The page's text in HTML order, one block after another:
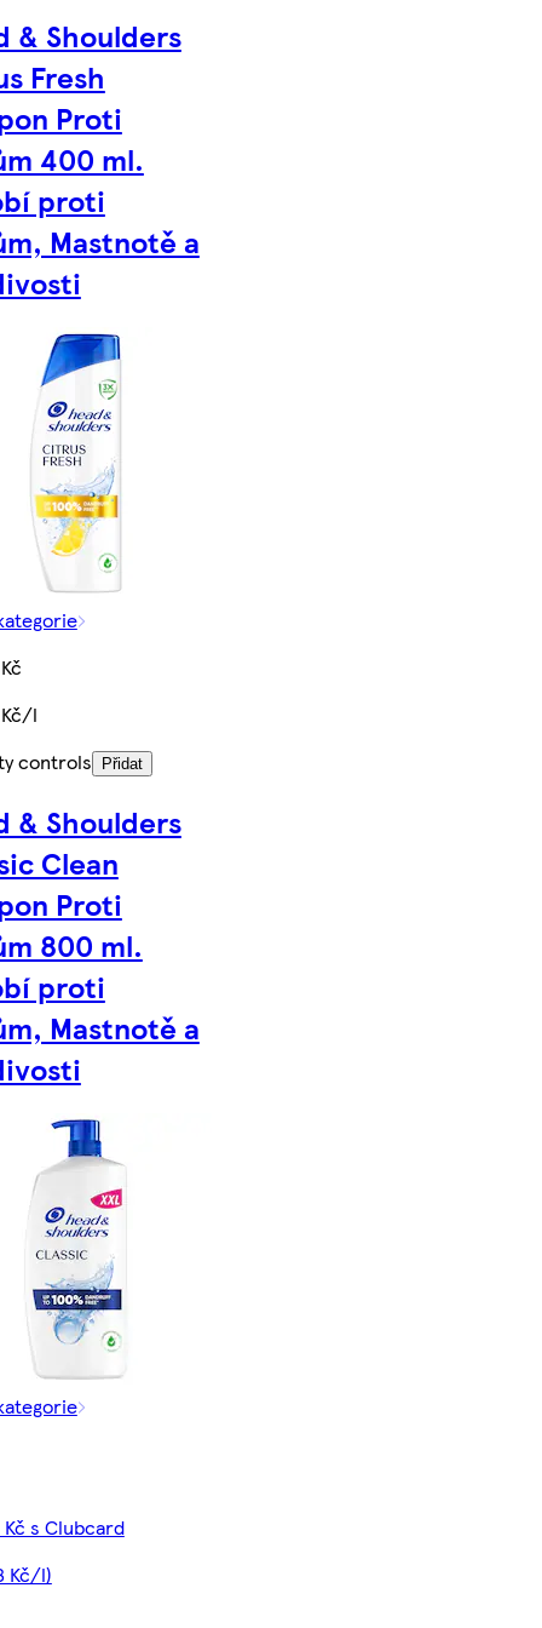
& Shoulders
Fresh
Proti
400 ml.
proti
Mastnotě a
l
controls
Přidat
& Shoulders
Clean
Proti
800 ml.
proti
Mastnotě a
s Clubcard
Kč/l)